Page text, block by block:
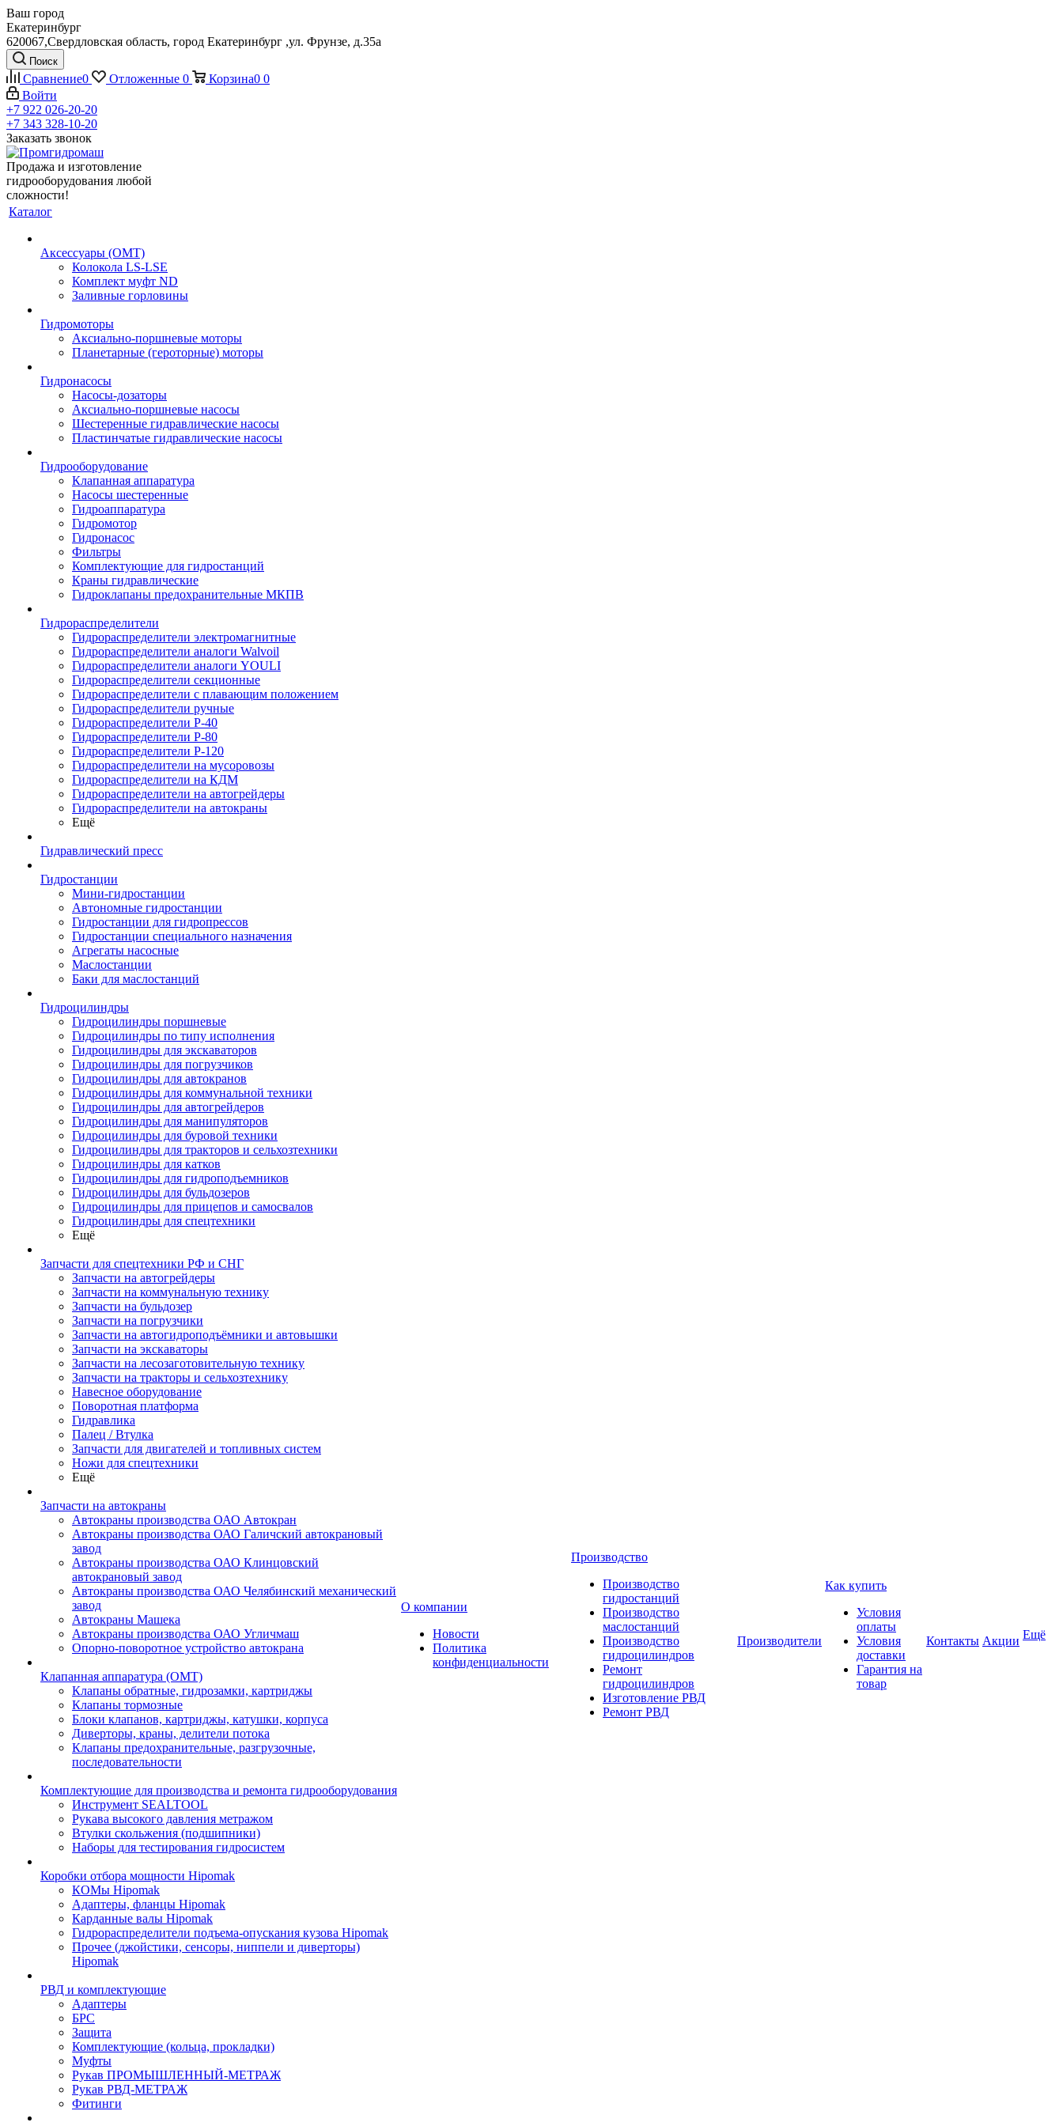
Ваш город
Екатеринбург
620067,Свердловская область, город Екатеринбург ,ул. Фрунзе, д.35а
Поиск
Сравнение0 Отложенные 0 Корзина0 0
Войти
+7 922 026-20-20
+7 343 328-10-20
Заказать звонок
Продажа и изготовление
гидрооборудования любой
сложности!
Каталог
Аксессуары (OMT)
Колокола LS-LSE
Комплект муфт ND
Заливные горловины
Гидромоторы
Аксиально-поршневые моторы
Планетарные (героторные) моторы
Гидронасосы
Насосы-дозаторы
Аксиально-поршневые насосы
Шестеренные гидравлические насосы
Пластинчатые гидравлические насосы
Гидрооборудование
Клапанная аппаратура
Насосы шестеренные
Гидроаппаратура
Гидромотор
Гидронасос
Фильтры
Комплектующие для гидростанций
Краны гидравлические
Гидроклапаны предохранительные МКПВ
Гидрораспределители
Гидрораспределители электромагнитные
Гидрораспределители аналоги Walvoil
Гидрораспределители аналоги YOULI
Гидрораспределители секционные
Гидрораспределители с плавающим положением
Гидрораспределители ручные
Гидрораспределители Р-40
Гидрораспределители Р-80
Гидрораспределители Р-120
Гидрораспределители на мусоровозы
Гидрораспределители на КДМ
Гидрораспределители на автогрейдеры
Гидрораспределители на автокраны
Ещё
Гидравлический пресс
Гидростанции
Мини-гидростанции
Автономные гидростанции
Гидростанции для гидропрессов
Гидростанции специального назначения
Агрегаты насосные
Маслостанции
Баки для маслостанций
Гидроцилиндры
Гидроцилиндры поршневые
Гидроцилиндры по типу исполнения
Гидроцилиндры для экскаваторов
Гидроцилиндры для погрузчиков
Гидроцилиндры для автокранов
Гидроцилиндры для коммунальной техники
Гидроцилиндры для автогрейдеров
Гидроцилиндры для манипуляторов
Гидроцилиндры для буровой техники
Гидроцилиндры для тракторов и сельхозтехники
Гидроцилиндры для катков
Гидроцилиндры для гидроподъемников
Гидроцилиндры для бульдозеров
Гидроцилиндры для прицепов и самосвалов
Гидроцилиндры для спецтехники
Ещё
Запчасти для спецтехники РФ и СНГ
Запчасти на автогрейдеры
Запчасти на коммунальную технику
Запчасти на бульдозер
Запчасти на погрузчики
Запчасти на автогидроподъёмники и автовышки
Запчасти на экскаваторы
Запчасти на лесозаготовительную технику
Запчасти на тракторы и сельхозтехнику
Навесное оборудование
Поворотная платформа
Гидравлика
Палец / Втулка
Запчасти для двигателей и топливных систем
Ножи для спецтехники
Ещё
Запчасти на автокраны
Автокраны производства ОАО Автокран
Автокраны производства ОАО Галичский автокрановый
завод
Автокраны производства ОАО Клинцовский
автокрановый завод
Автокраны производства ОАО Челябинский механический
завод
Автокраны Машека
Автокраны производства ОАО Угличмаш
Опорно-поворотное устройство автокрана
Клапанная аппаратура (OMT)
Клапаны обратные, гидрозамки, картриджы
Клапаны тормозные
Блоки клапанов, картриджы, катушки, корпуса
Диверторы, краны, делители потока
Клапаны предохранительные, разгрузочные,
последовательности
Комплектующие для производства и ремонта гидрооборудования
Инструмент SEALTOOL
Рукава высокого давления метражом
Втулки скольжения (подшипники)
Наборы для тестирования гидросистем
Коробки отбора мощности Hipomak
КОМы Hipomak
Адаптеры, фланцы Hipomak
Карданные валы Hipomak
Гидрораспределители подъема-опускания кузова Hipomak
Прочее (джойстики, сенсоры, ниппели и диверторы)
Hipomak
РВД и комплектующие
Адаптеры
БРС
Защита
Комплектующие (кольца, прокладки)
Муфты
Рукав ПРОМЫШЛЕННЫЙ-МЕТРАЖ
Рукав РВД-МЕТРАЖ
Фитинги
О компании
Новости
Политика
конфиденциальности
Производство
Производство
гидростанций
Производство
маслостанций
Производство
гидроцилиндров
Ремонт
гидроцилиндров
Изготовление РВД
Ремонт РВД
Производители
Как купить
Условия
оплаты
Условия
доставки
Гарантия на
товар
Контакты Акции Ещё